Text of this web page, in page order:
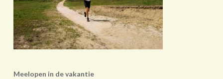
Meelopen in de vakantie